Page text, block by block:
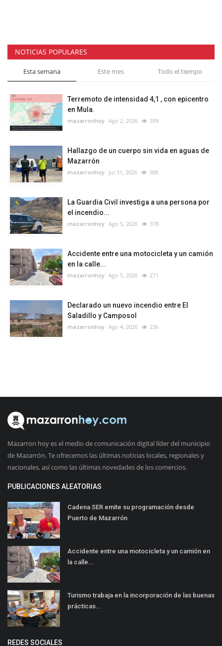
NOTICIAS POPULARES
Esta semana Este mes Todo el tiempo
Terremoto de intensidad 4,1 , con epicentro
en Mula.
mazarronhoy Ago 2, 2026 399
Hallazgo de un cuerpo sin vida en aguas de
Mazarrón
mazarronhoy Jul 31, 2026 388
La Guardia Civil investiga a una persona por
el incendio...
mazarronhoy Ago 5, 2026 378
Accidente entre una motocicleta y un camión
en la calle...
mazarronhoy Ago 5, 2026 271
Declarado un nuevo incendio entre El
Saladillo y Camposol
mazarronhoy Ago 4, 2026 236
Mazarron hoy es el medio de comunicación digital líder del municipio
de Mazarrón. Te ofrecemos las últimas noticias locales, regionales y
nacionales, así como las últimas novedades de los comercios.
PUBLICACIONES ALEATORIAS
Cadena SER emite su programación desde
Puerto de Mazarrón
Accidente entre una motocicleta y un camión en
la calle...
Turismo trabaja en la incorporación de las buenas
prácticas...
REDES SOCIALES